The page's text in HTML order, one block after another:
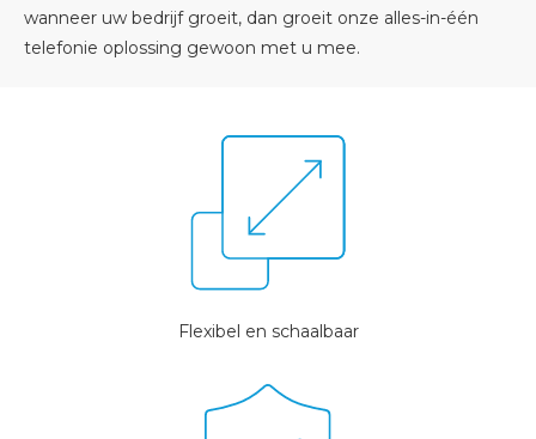
wanneer uw bedrijf groeit, dan groeit onze alles-in-één
telefonie oplossing gewoon met u mee.
Flexibel en schaalbaar